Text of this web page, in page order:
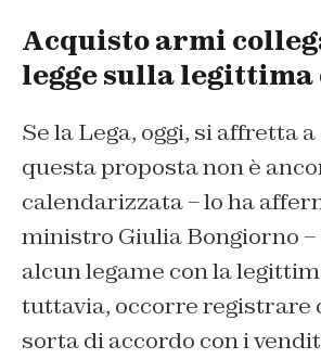
Acquisto armi
legge sulla legittima
Se la Lega, oggi, si affretta
questa proposta non è
calendarizzata – lo ha
ministro Giulia Bongiorno –
alcun legame con la
tuttavia, occorre registrare
sorta di accordo con i